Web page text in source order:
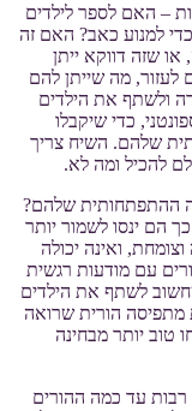
– האם לספר לילדים
למנוע כאב? האם זה
שזה דווקא ייתן
לעזור, מה שייתן להם
ולשתף את הילדים
כדי שיקבלו
שלהם. השיח צריך
להכיל ומה לא.
ההתפתחותית שלהם?
הם ינסו לשמור יותר
ואינה יכולה
עם מודעות רגשית
לשתף את הילדים
מתפיסה הורית שרואה
טוב יותר מבחינה
רבות עד כמה ההורים